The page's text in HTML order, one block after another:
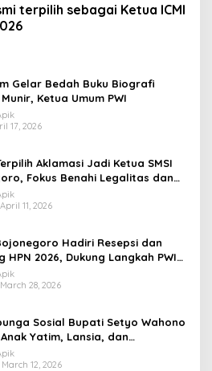
terpilih sebagai Ketua ICMI
Gelar Bedah Buku Biografi
Ketua Umum PWI
17, 2026
Aklamasi Jadi Ketua SMSI
Fokus Benahi Legalitas dan
11, 2026
Hadiri Resepsi dan
HPN 2026, Dukung Langkah PWI
Kompetensi Wartawan
28, 2026
Sosial Bupati Setyo Wahono
Yatim, Lansia, dan
Disabilitas di Kasiman
12, 2026